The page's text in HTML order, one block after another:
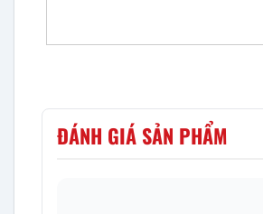
ĐÁNH GIÁ SẢN PHẨM